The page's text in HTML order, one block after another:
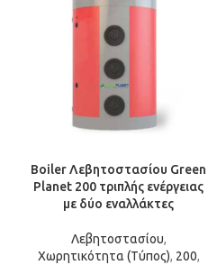
Boiler Λεβητοστασίου Green
Planet 200 τριπλής ενέργειας
με δύο εναλλάκτες
Λεβητοστασίου,
Χωρητικότητα (Τύπος), 200,